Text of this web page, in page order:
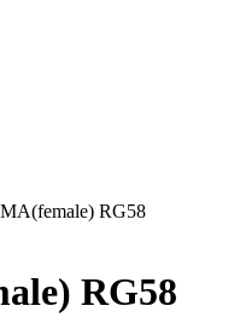
RG58
RG58